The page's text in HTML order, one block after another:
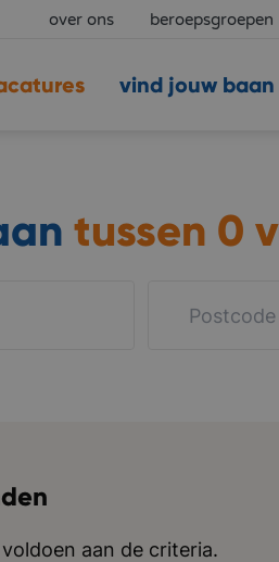
over ons beroepsgroepen
vind jouw baan
tussen 0
aan de criteria.